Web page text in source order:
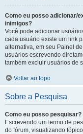
Como eu posso adicionar/
inimigos?
Você pode adicionar
cada usuário existe um link
alternativa, em seu Painel
usuários escrevendo
também excluir usuários de
Voltar ao topo
Sobre a Pesquisa
Como eu posso pesquisar?
Escrevendo um termo de
do fórum, visualizando